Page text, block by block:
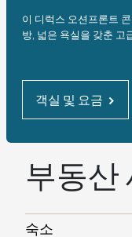
이 디럭스 오션프론트
방, 넓은 욕실을 갖춘 고
객실 및 요금
부동산
숙소